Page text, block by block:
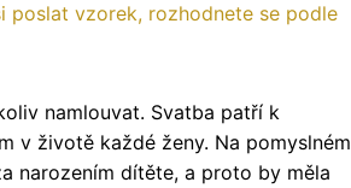
poslat vzorek, rozhodnete se podle
namlouvat. Svatba patří k
v životě každé ženy. Na pomyslném
narozením dítěte, a proto by měla